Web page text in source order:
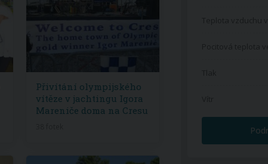
Přivítání olympijského
vítěze v jachtingu Igora
Mareniče doma na Cresu